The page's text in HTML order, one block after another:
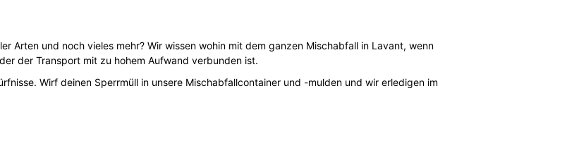
Arten und noch vieles mehr? Wir wissen wohin mit dem ganzen Mischabfall in Lavant, wenn
der Transport mit zu hohem Aufwand verbunden ist.
Wirf deinen Sperrmüll in unsere Mischabfallcontainer und -mulden und wir erledigen im